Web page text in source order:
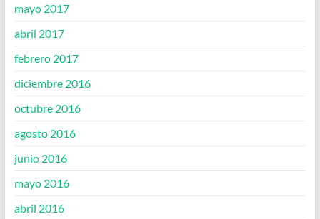
mayo 2017
abril 2017
febrero 2017
diciembre 2016
octubre 2016
agosto 2016
junio 2016
mayo 2016
abril 2016